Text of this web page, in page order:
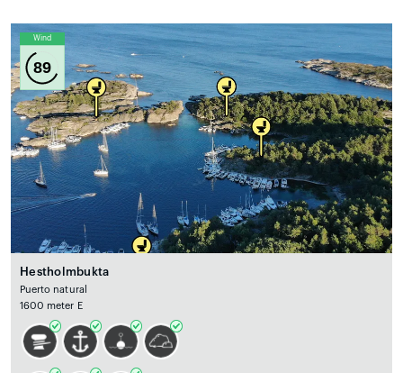
Wind
89
Hestholmbukta
Puerto natural
1600 meter E